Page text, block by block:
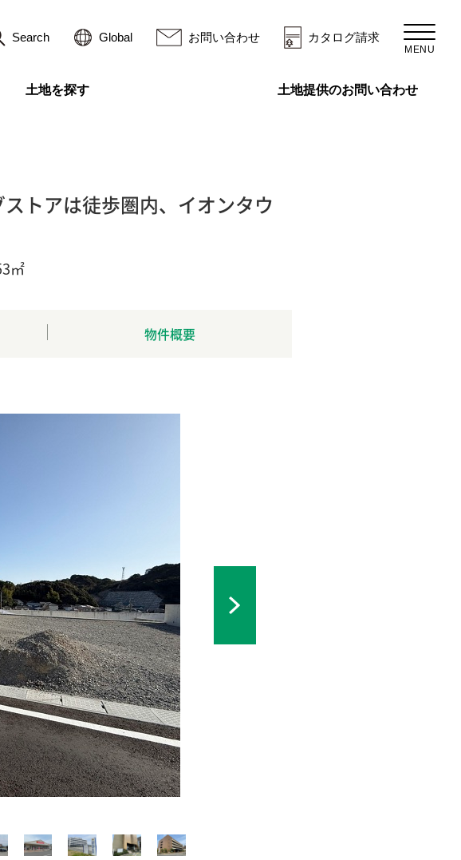
Search Global お問い合わせ カタログ請求
MENU
土地を探す 土地提供のお問い合わせ
トアは徒歩圏内、イオンタウ
㎡
物件概要
崎本線「長与」駅まで約1,600m～1,630m／長崎バス
前橋」停留所まで約700m～730m(徒歩 約9分～10分)
JR長崎本線「長与」駅まで約1,600m～
4区画(分譲地全体：216区画)
−
宅地
50%